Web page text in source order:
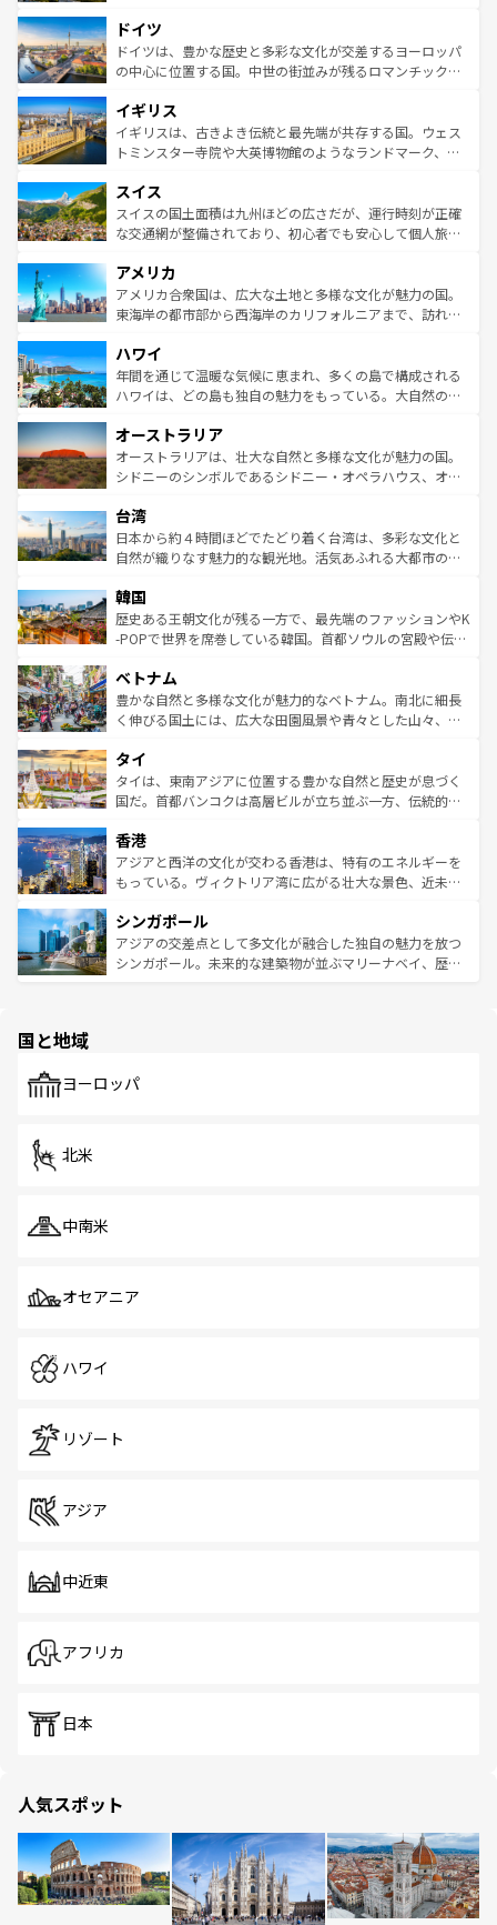
の城塞都市、穏やかなビーチリゾートまで多彩な表情を見
せる。地方によって風土や気候が異なるスペインはその個
性で訪れる人を魅了する。 なお、新着のスペイン情報はコ
で、幅広い魅力が詰まっている。華麗な宮殿、歴史的な大
聖堂、美しいビーチ、そして豊かな自然が、訪れる者を心
から魅了する。また、フランスは美食の国としても知ら
いる。シャンパンの発祥地であるランス、プロヴァンスの
香り高いラベンダー畑など、多彩な楽しみ方が可能だ。さ
らに、パリ以外の地域にも魅力が溢れており、どの街角に
れる地方に足を運ぶとそれぞれで全く異なる文化を体験で
きるだろう。 なお、新着のフランス情報はコンテンツ一覧
を参照してほしい。
ドイツ
ドイツは、豊かな歴史と多彩な文化が交差するヨーロッパ
の中心に位置する国。中世の街並みが残るロマンチック街
顔を持つこの国は、どこを歩いても飽きることがない。ベ
ルリンの文化的活気、バイエルン州のアルプスの絶景、そ
してライン川沿いのワイン畑といった風景は必見。ビール
は、お酒好きな人にはぜひ体験してほしい。 なお、新着の
ドイツ情報はコンテンツ一覧を参照してほしい。
イギリス
イギリスは、古きよき伝統と最先端が共存する国。ウェス
トミンスター寺院や大英博物館のようなランドマーク、歴
リアごとに異なる魅力がある。また、優雅なアフタヌーン
ティー、ビール好きにはたまらない英国パブ、サッカー観
戦など、本場だからこそできる体験も豊富。イギリスを旅
ンツ一覧を参照してほしい。
スイス
スイスの国土面積は九州ほどの広さだが、運行時刻が正確
な交通網が整備されており、初心者でも安心して個人旅行
の建物がそのまま残る町や、スイスならではのユニークな
博物館もあり、アルプス観光だけでなく町歩きも満喫する
ことができる。国民の所得が高いため物価も高いが、旅行
ば市内交通費無料で観光を楽しむこともできる。 なお、新
着のスイス情報はコンテンツ一覧 を参照してほしい。
アメリカ
アメリカ合衆国は、広大な土地と多様な文化が魅力の国。
東海岸の都市部から西海岸のカリフォルニアまで、訪れる
のような巨大都市は、観光、ショッピング、エンターテイ
ンメントが詰まった刺激的なスポットだ。一方、アメリカ
西部には大自然が広がり、グランドキャニオンやイエロー
部のニューオーリンズでは、音楽と美食が融合した独特の
文化が魅力。旅行者はアメリカの各地域で異なる魅力を楽
しみながら、その多様性と豊かな歴史を感じることができ
ならではの贅沢な旅のスタイルだ。 なお、新着のアメリカ
情報はコンテンツ一覧を参照してほしい。
ハワイ
年間を通じて温暖な気候に恵まれ、多くの島で構成される
ハワイは、どの島も独自の魅力をもっている。大自然の神
ワイ島は見逃せない。また、定番の観光地といえばオアフ
島だが、静かな自然を求めるならマウイ島やカウアイ島が
おすすめ。エメラルドグリーンに輝く海をはじめ、豊かな
れるおもてなしの心で訪れる人々を迎えてくれるハワイの
人々、おいしいローカルフードやハワイアンミュージッ
ク、伝統的なフラダンスなど、すべてがハワイの魅力を彩
ワイを、存分に味わってほしい。 なお、新着のハワイ情報
はコンテンツ一覧を参照してほしい。
オーストラリア
オーストラリアは、壮大な自然と多様な文化が魅力の国。
シドニーのシンボルであるシドニー・オペラハウス、オー
リアリーフや大陸中央部にそびえるウルル（エアーズロッ
ク）、タスマニアの美しい原生林やケアンズの熱帯雨林な
ど、見どころがたくさん。また、カフェやワイン、オージ
いる。アクティビティも充実しており、サーフィンやダイ
ビング、ハイキングなど、アウトドア好きにはたまらな
い。オーストラリアの多彩な魅力を存分に味わいつくそ
参照してほしい。
台湾
日本から約４時間ほどでたどり着く台湾は、多彩な文化と
自然が織りなす魅力的な観光地。活気あふれる大都市の台
ン）、静ひつな山岳地帯である台湾東部など、都市の喧騒
と山間の静けさが共存しており、訪れる人に新しい発見と
驚きをもたらしてくれる。また、奥深い台湾の食文化も魅
容にもいいと評判のスイーツなど、バラエティ豊かな料理
が味わえる。 なお、新着の台湾情報は コンテンツ一覧を参
照してほしい。
韓国
歴史ある王朝文化が残る一方で、最先端のファッションやK
-POPで世界を席巻している韓国。首都ソウルの宮殿や伝統
き、地方に足を延ばせば四季折々の自然美を楽しむことが
できる。そして、キムチや焼肉、絶品のストリートフード
まで、さまざまな韓国料理が待っている。夜には、韓国な
リティに包まれながら、韓国の多彩な魅力を心ゆくまで味
わってみてほしい。 なお、新着の韓国情報はコンテンツ一
覧を参照してほしい。
ベトナム
豊かな自然と多様な文化が魅力的なベトナム。南北に細長
く伸びる国土には、広大な田園風景や青々とした山々、世
急速な発展と共に伝統が息づく。ハノイの古い町並みやホ
ーチミン市のフランス統治時代の建物も、独特の雰囲気を
醸し出している。また、バラエティの豊かさとおいしさで
とつ。フォーやバインミー、ベトナムコーヒーなどは、ぜ
ひ現地で味わいたい。どの地域を訪れてもあたたかい人々
が旅行者を迎えてくれるので、きっと忘れられない旅にな
参照してほしい。
タイ
タイは、東南アジアに位置する豊かな自然と歴史が息づく
国だ。首都バンコクは高層ビルが立ち並ぶ一方、伝統的な
の活気が交差している。北部ではチェンマイなどの山岳地
帯で自然と触れ合い、南部ではプーケットやクラビの美し
いビーチでリゾート気分を楽しむことができる。タイ料理
激する。気候は一年中温暖で、どの季節にも異なる楽しみ
が待っている。親しみやすいタイの人々、仏教を中心とし
た文化、そして多様な観光資源が、訪れる旅人を魅了し続
香港
アジアと西洋の文化が交わる香港は、特有のエネルギーを
もっている。ヴィクトリア湾に広がる壮大な景色、近未来
み、どこを訪れても感動するはず。観光スポットが密集し
ており、効率よく見どころを回れるのも魅力。息をのむよ
うな絶景から文化的な体験まで、香港を存分に楽しみ尽く
シンガポール
アジアの交差点として多文化が融合した独自の魅力を放つ
シンガポール。未来的な建築物が並ぶマリーナベイ、歴史
で、ホーカーズは地元の風情を楽しめる外せないスポット
国と地域
ヨーロッパ
北米
中南米
オセアニア
ハワイ
リゾート
アジア
中近東
アフリカ
日本
人気スポット